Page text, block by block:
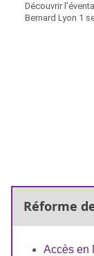
Découvrir
Bernard Lyon 1
Réforme
Accès en